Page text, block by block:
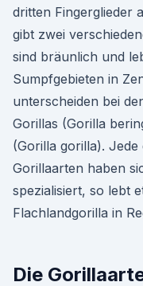
dritten Fingerglieder
gibt zwei
sind bräunlich und
Sumpfgebieten in
unterscheiden bei
Gorillas (Gorilla
(Gorilla gorilla).
Gorillaarten haben
spezialisiert, so lebt
Flachlandgorilla in
Die